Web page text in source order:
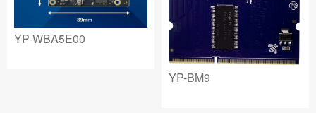
YP-WBA5E00
YP-BM9